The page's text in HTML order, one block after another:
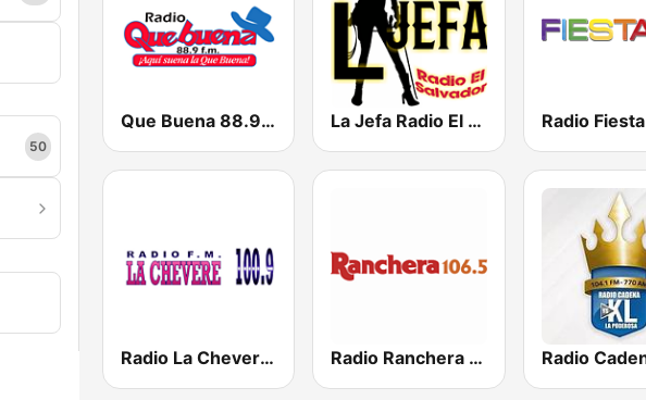
50
Que Buena 88.9 FM La Jefa Radio El Salvador Radio Fiesta
Radio La Chevere 100.9 FM Radio Ranchera El Salvador